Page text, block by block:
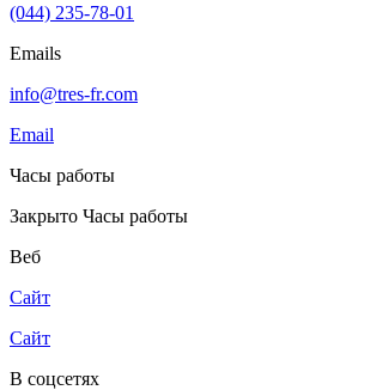
(044) 235-78-01
Emails
info@tres-fr.com
Email
Часы работы
Закрыто Часы работы
Веб
Сайт
Сайт
В соцсетях